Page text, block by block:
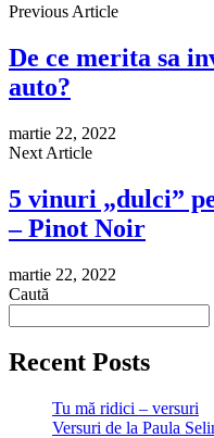
Previous Article
De ce merita sa
auto?
martie 22, 2022
Next Article
5 vinuri „dulci”
– Pinot Noir
martie 22, 2022
Caută
Recent Posts
Tu mă ridici – versuri
Versuri de la Paula